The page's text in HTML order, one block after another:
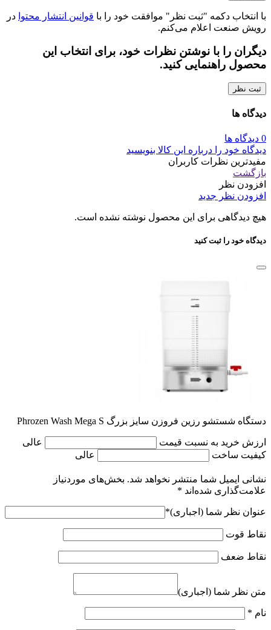
با انتخاب دکمه "ثبت نظر" موافقت خود را با قوانین انتشار محتوا در
رویش صنعت اعلام می‌کنم.
دیگران را با نوشتن نظرات خود، برای انتخاب این
محصول راهنمایی کنید.
ثبت نظر
دیدگاه ها
0 دیدگاه ها
دیدگاه خود را درباره این کالا بنویسید
مفیدترین نظرات کاربران
بازگشت
افزودن نظر
افزودن نظر جدید
هیچ دیدگاهی برای این محصول نوشته نشده است.
دیدگاه خود را ثبت کنید
دستگاه شستشو رزین فروزن سایز بزرگ Phrozen Wash Mega S
ارزش خرید به نسبت قیمت
عالی
کیفیت ساخت
عالی
نشانی ایمیل شما منتشر نخواهد شد. بخش‌های موردنیاز
علامت‌گذاری شده‌اند *
عنوان نظر شما (اجباری)*
نقاط قوت
نقاط ضعف
متن نظر شما (اجباری)
نام *